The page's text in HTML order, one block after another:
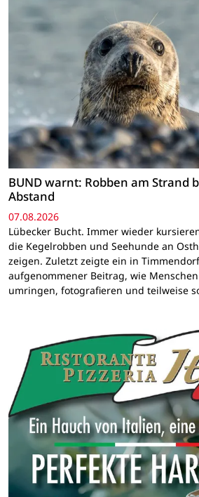
BUND warnt: Robben am Strand
Abstand
07.08.2026
Lübecker Bucht. Immer wieder
die Kegelrobben und Seehunde an
zeigen. Zuletzt zeigte ein in
aufgenommener Beitrag, wie
umringen, fotografieren und teilweise